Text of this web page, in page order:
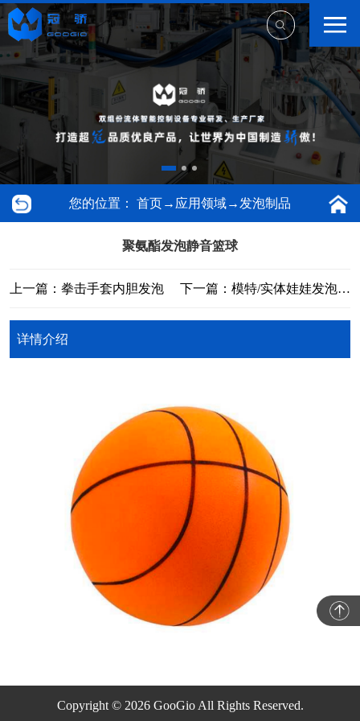
您的位置： 首页→ 应用领域→ 发泡制品
聚氨酯发泡静音篮球
上一篇：拳击手套内胆发泡 下一篇：模特/实体娃娃发泡填充
详情介绍
Copyright © 2026 GooGio All Rights Reserved.